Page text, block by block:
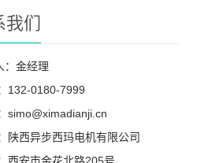
我们
：金经理
132-0180-7999
simo@ximadianji.cn
陕西异步西玛电机有限公司